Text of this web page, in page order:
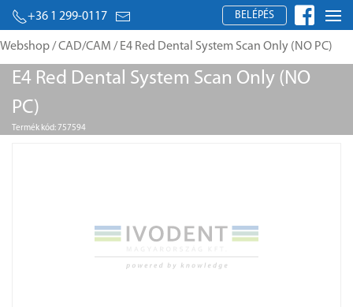
+36 1 299-0117 BELÉPÉS
Webshop/CAD/CAM / E4 Red Dental System Scan Only (NO PC)
E4 Red Dental System Scan Only (NO
PC)
Termék kód: 757594